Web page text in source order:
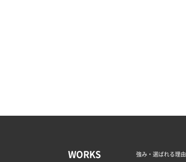
WORKS 強み・選ばれる理由